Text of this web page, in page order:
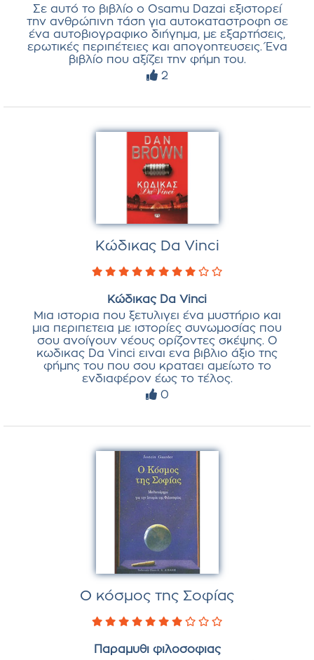
Σε αυτό το βιβλίο ο Osamu Dazai εξιστορεί
την ανθρώπινη τάση για αυτοκαταστροφη σε
ένα αυτοβιογραφικο διήγημα, με εξαρτήσεις,
ερωτικές περιπέτειες και απογοητευσεις. Ένα
βιβλίο που αξίζει την φήμη του.
2
Κώδικας Da Vinci
Κώδικας Da Vinci
Μια ιστορια που ξετυλιγει ένα μυστήριο και
μια περιπετεια με ιστορίες συνωμοσίας που
σου ανοίγουν νέους ορίζοντες σκέψης. Ο
κωδικας Da Vinci ειναι ενα βιβλιο άξιο της
φήμης του που σου κραταει αμείωτο το
ενδιαφέρον έως το τέλος.
0
Ο κόσμος της Σοφίας
Παραμυθι φιλοσοφιας